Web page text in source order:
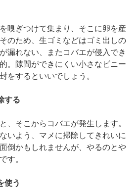
嗅ぎつけて集まり、そこに卵を産
のため、生ゴミなどはゴミ出しの
漏れない、またコバエが侵入でき
。隙間ができにくい小さなビニー
をするといいでしょう。
する
、そこからコバエが発生します。
いよう、マメに掃除してきれいに
倒かもしれませんが、やるのとや
す。
使う